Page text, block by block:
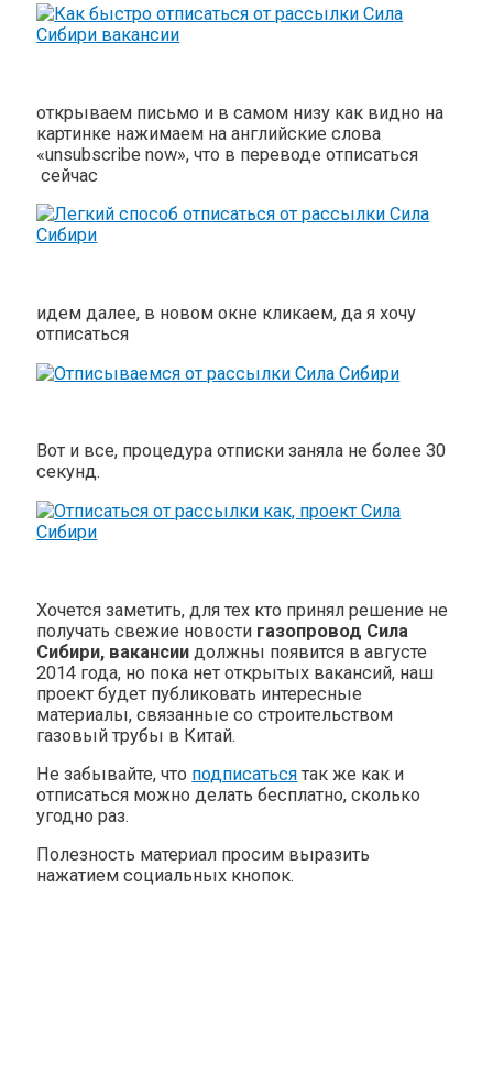
открываем письмо и в самом низу как видно на
картинке нажимаем на английские слова
«unsubscribe now», что в переводе отписаться
сейчас
идем далее, в новом окне кликаем, да я хочу
отписаться
Вот и все, процедура отписки заняла не более 30
секунд.
Хочется заметить, для тех кто принял решение не
получать свежие новости газопровод Сила
Сибири, вакансии должны появится в августе
2014 года, но пока нет открытых вакансий, наш
проект будет публиковать интересные
материалы, связанные со строительством
газовый трубы в Китай.
Не забывайте, что подписатьсятак же как и
отписаться можно делать бесплатно, сколько
угодно раз.
Полезность материал просим выразить
нажатием социальных кнопок.